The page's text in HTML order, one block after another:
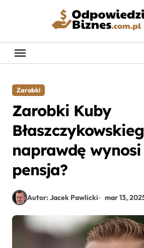
Zarobki
Zarobki Kuby
naprawdę
pensja?
Autor: Jacek Pawlicki mar 13,